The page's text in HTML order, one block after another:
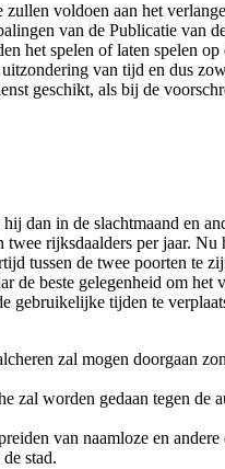
voldoen aan het
van de Publicatie van
het spelen of laten spelen
van tijd en dus
geschikt, als bij de
dan in de slachtmaand en
rijksdaalders per jaar.
tussen de twee poorten te
beste gelegenheid om het
tijden te
zal mogen doorgaan
worden gedaan tegen de
van naamloze en
stad.